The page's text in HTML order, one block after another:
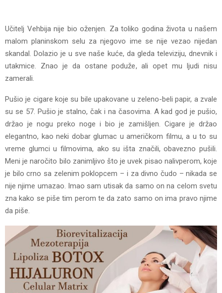
Učitelj Vehbija nije bio oženjen. Za toliko godina života u našem
malom planinskom selu za njegovo ime se nije vezao nijedan
skandal. Dolazio je u sve naše kuće, da gleda televiziju, dnevnik i
utakmice. Znao je da ostane poduže, ali opet mu ljudi nisu
zamerali.
Pušio je cigare koje su bile upakovane u zeleno-beli papir, a zvale
su se 57. Pušio je stalno, čak i na časovima. A kad god je pušio,
držao je nogu preko noge i bio je zamišljen. Cigare je držao
elegantno, kao neki dobar glumac u američkom filmu, a u to su
vreme glumci u filmovima, ako su išta značili, obavezno pušili.
Meni je naročito bilo zanimljivo što je uvek pisao nalivperom, koje
je bilo crno sa zelenim poklopcem – i za divno čudo – nikada se
nije njime umazao. Imao sam utisak da samo on na celom svetu
zna kako se piše tim perom te da zato samo on ima pravo njime
da piše.